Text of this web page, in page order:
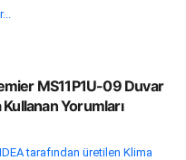
MS11P1U-09 Duvar
Yorumları
tarafından üretilen Klima